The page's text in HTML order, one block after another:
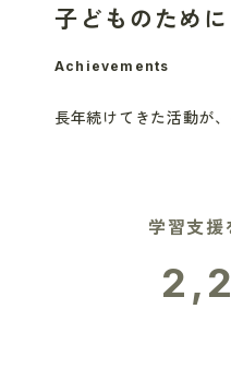
子どものために
Achievements
長年続けてきた活動が、
学習支援